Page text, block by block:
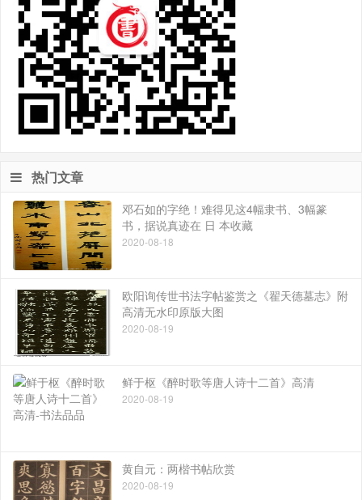
热门文章
邓石如的字绝！难得见这4幅隶书、3幅篆
书，据说真迹在 日 本收藏
2020-08-18
欧阳询传世书法字帖鉴赏之《翟天德墓志》附
高清无水印原版大图
2020-08-19
鲜于枢《醉时歌等唐人诗十二首》高清
2020-08-19
黄自元：两楷书帖欣赏
2020-08-19